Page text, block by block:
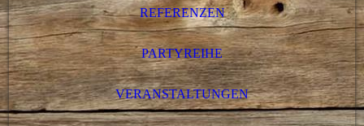
REFERENZEN
PARTYREIHE
VERANSTALTUNGEN